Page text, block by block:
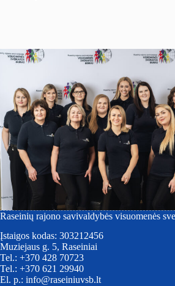
Raseinių rajono savivaldybės visuomenės
Įstaigos kodas: 303212456
Muziejaus g. 5, Raseiniai
Tel.: +370 428 70723
Tel.: +370 621 29940
El. p.: info@raseiniuvsb.lt